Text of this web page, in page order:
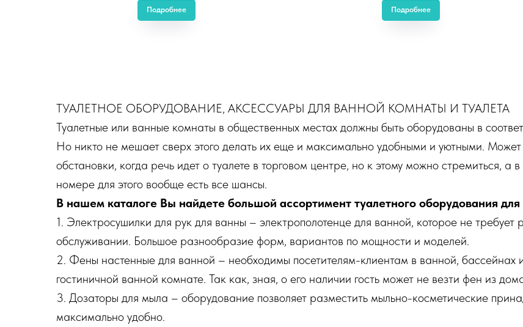
Подробнее Подробнее
ТУАЛЕТНОЕ ОБОРУДОВАНИЕ, АКСЕССУАРЫ ДЛЯ ВАННОЙ КОМНАТЫ И ТУАЛЕТА
Туалетные или ванные комнаты в общественных местах должны быть оборудованы в
Но никто не мешает сверх этого делать их еще и максимально удобными и уютными.
обстановки, когда речь идет о туалете в торговом центре, но к этому можно стремиться, а
номере для этого вообще есть все шансы.
В нашем каталоге Вы найдете большой ассортимент туалетного оборудования
1. Электросушилки для рук для ванны – электрополотенце для ванной, которое не требует
обслуживании. Большое разнообразие форм, вариантов по мощности и моделей.
2. Фены настенные для ванной – необходимы посетителям-клиентам в ванной, бассейнах
гостиничной ванной комнате. Так как, зная, о его наличии гость может не везти фен из
3. Дозаторы для мыла – оборудование позволяет разместить мыльно-косметические
максимально удобно.